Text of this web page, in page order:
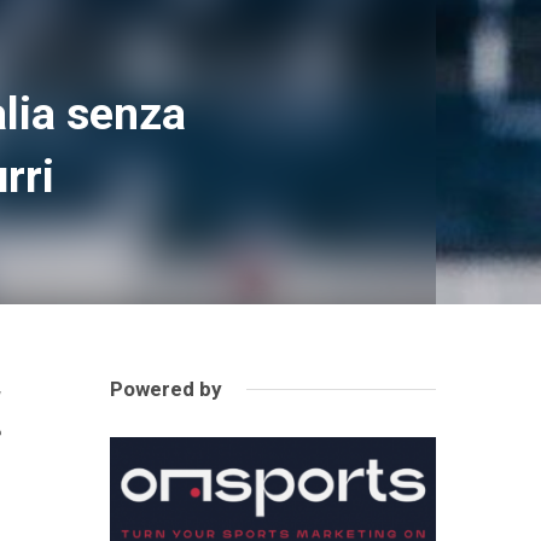
senza
Powered by